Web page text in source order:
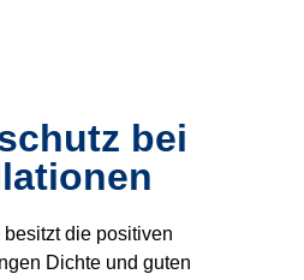
bei
die positiven
Dichte und guten